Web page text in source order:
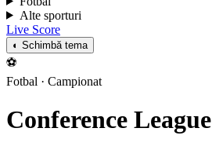
Alte sporturi
Live Score
◐ Schimbă tema
⚽
Fotbal · Campionat
Conference League